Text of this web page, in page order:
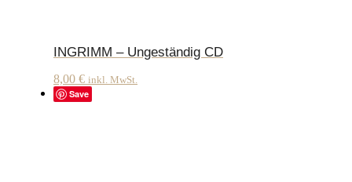
INGRIMM – Ungeständig CD
8,00 € inkl. MwSt.
Save